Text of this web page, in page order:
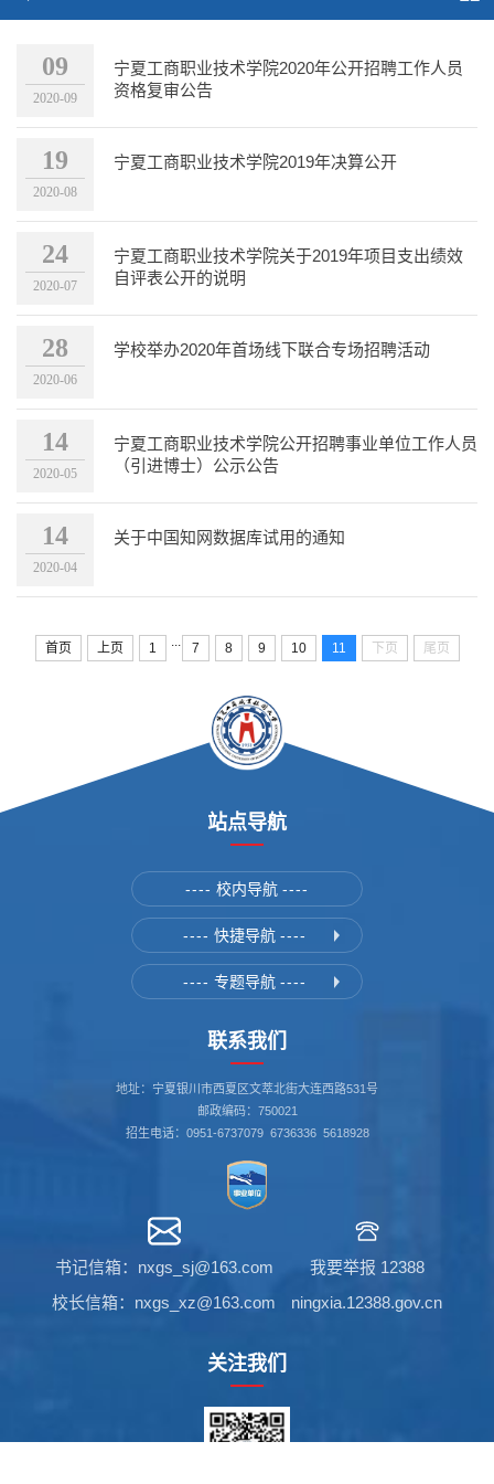
09
2020-09
宁夏工商职业技术学院2020年公开招聘工作人员
资格复审公告
19
2020-08
宁夏工商职业技术学院2019年决算公开
24
2020-07
宁夏工商职业技术学院关于2019年项目支出绩效
自评表公开的说明
28
2020-06
学校举办2020年首场线下联合专场招聘活动
14
2020-05
宁夏工商职业技术学院公开招聘事业单位工作人员
（引进博士）公示公告
14
2020-04
关于中国知网数据库试用的通知
首页 上页 1 ... 7 8 9 10 11 下页 尾页
站点导航
---- 校内导航 ----
---- 快捷导航 ----
---- 专题导航 ----
联系我们
地址：宁夏银川市西夏区文萃北街大连西路531号
邮政编码：750021
招生电话：0951-6737079 6736336 5618928
书记信箱：nxgs_sj@163.com
校长信箱：nxgs_xz@163.com
我要举报 12388
ningxia.12388.gov.cn
关注我们